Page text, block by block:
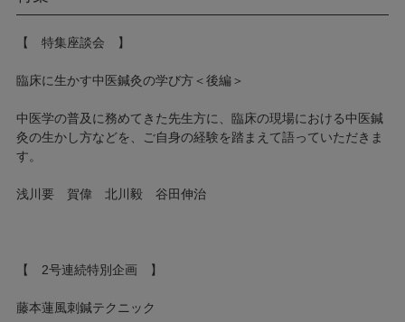
【 特集座談会 】
臨床に生かす中医鍼灸の学び方＜後編＞
中医学の普及に務めてきた先生方に、臨床の現場における中医鍼
灸の生かし方などを、ご自身の経験を踏まえて語っていただきま
す。
浅川要 賀偉 北川毅 谷田伸治
【 2号連続特別企画 】
藤本蓮風刺鍼テクニック